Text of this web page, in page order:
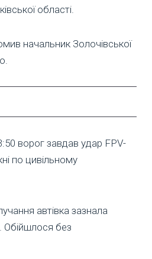
області.
начальник Золочівської
ворог завдав удар FPV-
по цивільному
автівка зазнала
без